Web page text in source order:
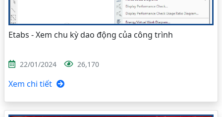
Etabs - Xem chu kỳ dao động của công trình
22/01/2024 26,170
Xem chi tiết